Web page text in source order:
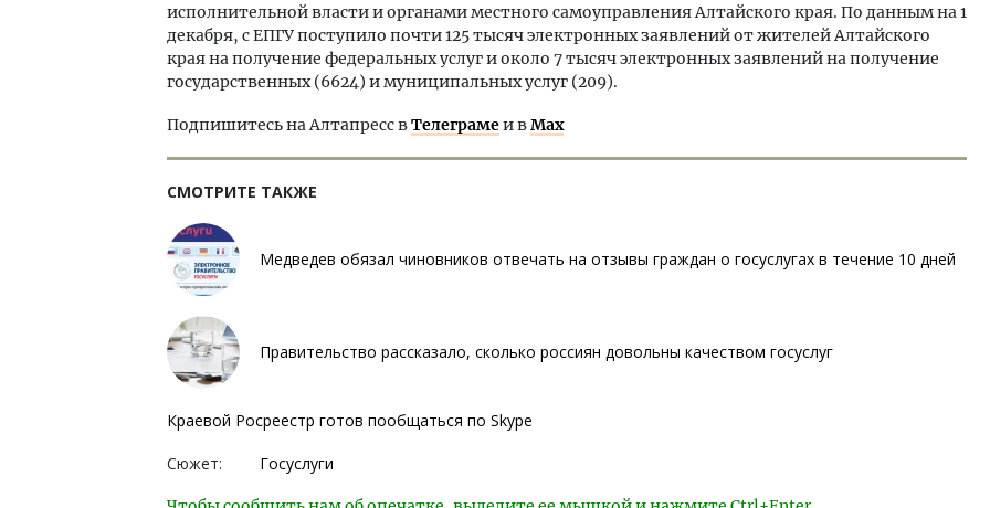
исполнительной власти и органами местного самоуправления Алтайского края. По данным на 1
декабря, с ЕПГУ поступило почти 125 тысяч электронных заявлений от жителей Алтайского
края на получение федеральных услуг и около 7 тысяч электронных заявлений на получение
государственных (6624) и муниципальных услуг (209).
Подпишитесь на Алтапресс вТелеграмеи вMax
СМОТРИТЕ ТАКЖЕ
Медведев обязал чиновников отвечать на отзывы граждан о госуслугах в течение 10 дней
Правительство рассказало, сколько россиян довольны качеством госуслуг
Краевой Росреестр готов пообщаться по Skype
Сюжет: Госуслуги